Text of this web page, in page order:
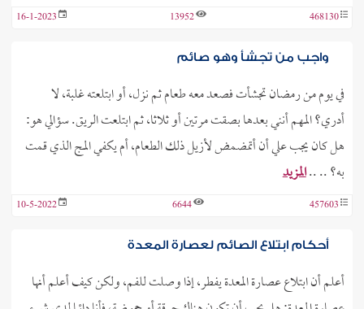
468130
13952
16-1-2023
واجب من تجشأ وهو صائم
في يوم من رمضان تجشأت فصعد معه طعام ثم نزل، أو ابتلعته غلبة، لا
أدري؟ المهم أنني بعدها بصقت مرتين أو ثلاثا، ثم ابتلعت الريق. سؤالي هو:
هل كان يجب علي أن أتمضمض لأزيل ذلك الطعام، أم يكفي المج الذي قمت
به؟ .. ..المزيد
457603
6644
10-5-2022
أحكام ابتلاع الصائم لعصارة المعدة
أعلم أن ابتلاع عصارة المعدة يفطر، إذا وصلت للفم، ولكن كيف أعلم أنها